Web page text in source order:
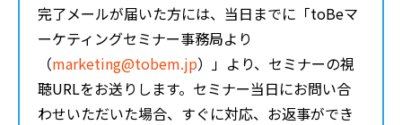
完了メールが届いた方には、当日までに「toBeマ
ーケティングセミナー事務局より
（marketing@tobem.jp）」より、セミナーの視
聴URLをお送りします。セミナー当日にお問い合
わせいただいた場合、すぐに対応、お返事ができ